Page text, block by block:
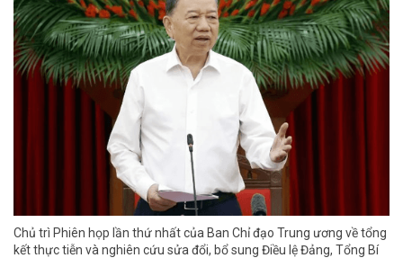
Chủ trì Phiên họp lần thứ nhất của Ban Chỉ đạo Trung ương về tổng
kết thực tiễn và nghiên cứu sửa đổi, bổ sung Điều lệ Đảng, Tổng Bí